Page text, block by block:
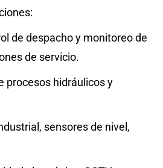
de despacho y monitoreo de
de servicio.
procesos hidráulicos y
sensores de nivel,